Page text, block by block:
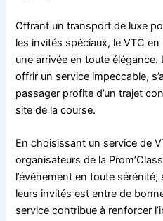
Offrant un transport de luxe
les invités spéciaux, le VTC
une arrivée en toute
offrir un service impeccable,
passager profite d’un trajet
site de la course.
En choisissant un service de
organisateurs de la
l’événement en toute
leurs invités est entre de
service contribue à renforcer